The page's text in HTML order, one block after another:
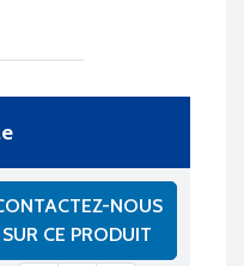
NOUS
SUR CE PRODUIT